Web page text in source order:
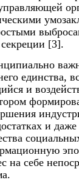
[3].
единства,
и
и
на себе